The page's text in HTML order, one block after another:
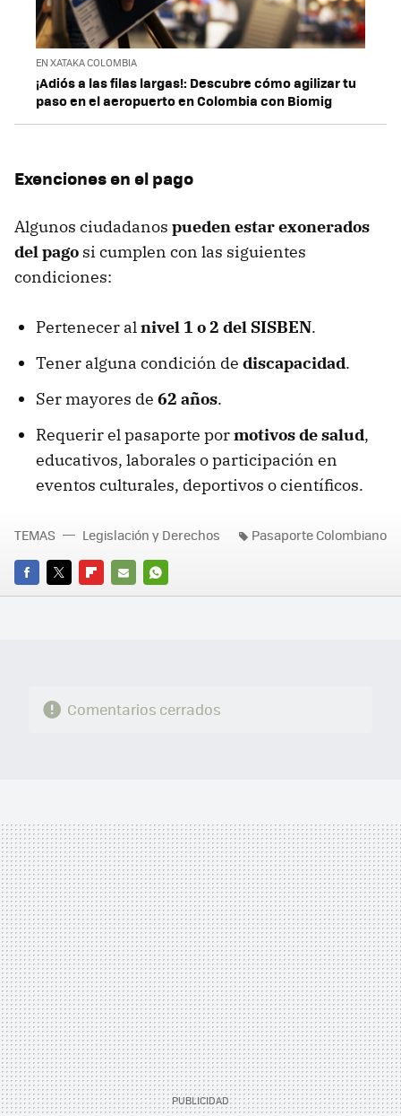
EN XATAKA COLOMBIA
¡Adiós a las filas largas!: Descubre cómo agilizar tu
paso en el aeropuerto en Colombia con Biomig
Exenciones en el pago
Algunos ciudadanos pueden estar exonerados
del pago si cumplen con las siguientes
condiciones:
Pertenecer alnivel 1 o 2 del SISBEN.
Tener alguna condición de discapacidad.
Ser mayores de 62 años.
Requerir el pasaporte pormotivos de salud,
educativos, laborales o participación en
eventos culturales, deportivos o científicos.
FACEBOOK
TWITTERFLIPBOARD
E-
WHATSAPP
TEMAS Legislación y Derechos Pasaporte Colombiano
Comentarios cerrados